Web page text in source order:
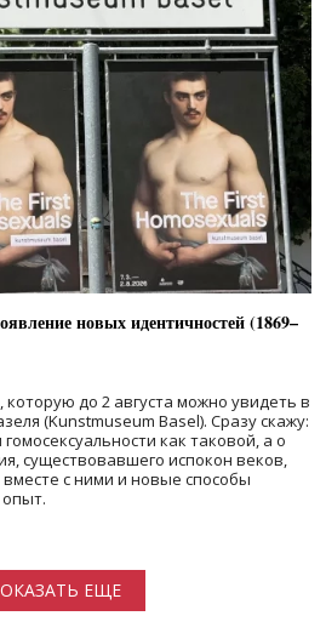
новых идентичностей (1869–
до 2 августа можно увидеть в
(Kunstmuseum Basel). Сразу скажу:
как таковой, а о
существовавшего испокон веков,
с ними и новые способы
ЕЩЕ